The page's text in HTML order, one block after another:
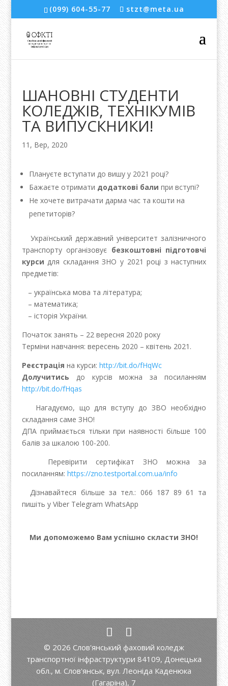
(099) 604-55-77 stzt@meta.ua
ШАНОВНІ СТУДЕНТИ
КОЛЕДЖІВ, ТЕХНІКУМІВ
ТА ВИПУСКНИКИ!
11, Вер, 2020
Плануєте вступати до вишу у 2021 році?
Бажаєте отримати додаткові бали при вступі?
Не хочете витрачати дарма час та кошти на
репетиторів?
Український державний університет залізничного
транспорту організовує безкоштовні підготовчі
курси для складання ЗНО у 2021 році з наступних
предметів:
– українська мова та література;
– математика;
– історія України.
Початок занять – 22 вересня 2020 року
Терміни навчання: вересень 2020 – квітень 2021.
Реєстрація на курси: http://bit.do/fHqWc
Долучитись до курсів можна за посиланням
http://bit.do/fHqas
Нагадуємо, що для вступу до ЗВО необхідно
складання саме ЗНО!
ДПА приймається тільки при наявності більше 100
балів за шкалою 100-200.
Перевірити сертифікат ЗНО можна за
посиланням: https://zno.testportal.com.ua/info
Дізнавайтеся більше за тел.: 066 187 89 61 та
пишіть у Viber Telegram WhatsApp
Ми допоможемо Вам успішно скласти ЗНО!
© 2026 Слов'янський фаховий коледж
транспортної інфраструктури 84109, Донецька
обл., м. Слов'янськ, вул. Леоніда Каденюка
(Гагаріна), 7